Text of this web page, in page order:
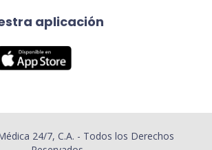
aplicación
24/7, C.A. - Todos los Derechos